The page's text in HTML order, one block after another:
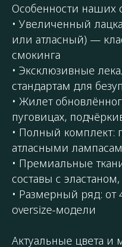
Особенности наших
• Увеличенный
или атласный) —
смокинга
• Эксклюзивные
стандартам для
• Жилет
пуговицах,
• Полный комплект:
атласными
• Премиальные
составы с
• Размерный ряд: от
oversize-модели
Актуальные цвета и